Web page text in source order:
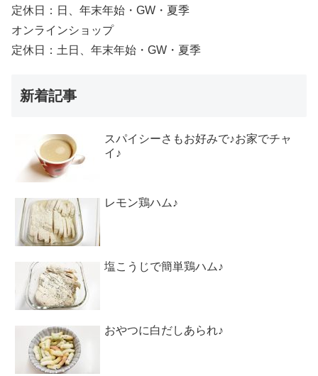
定休日：日、年末年始・GW・夏季
オンラインショップ
定休日：土日、年末年始・GW・夏季
新着記事
スパイシーさもお好みで♪お家でチャ
イ♪
レモン鶏ハム♪
塩こうじで簡単鶏ハム♪
おやつに白だしあられ♪